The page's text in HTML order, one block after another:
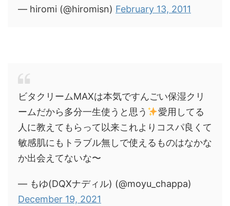
— hiromi (@hiromisn) February 13, 2011
ビタクリームMAXは本気ですんごい保湿クリ
ームだから多分一生使うと思う
愛用してる
人に教えてもらって以来これよりコスパ良くて
敏感肌にもトラブル無しで使えるものはなかな
か出会えてないな〜
— もゆ(DQXナディル) (@moyu_chappa)
December 19, 2021